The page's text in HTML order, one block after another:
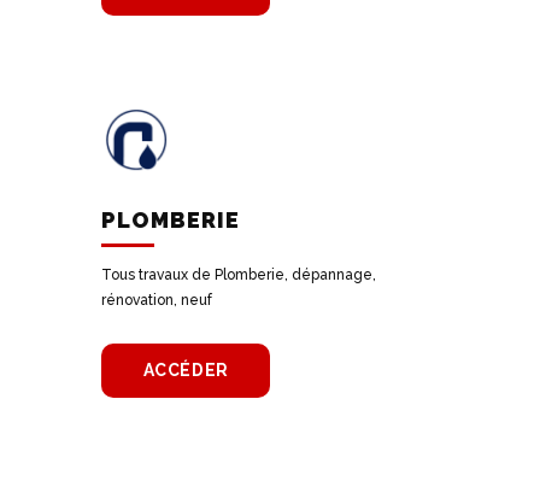
PLOMBERIE
Tous travaux de Plomberie, dépannage,
rénovation, neuf
ACCÉDER